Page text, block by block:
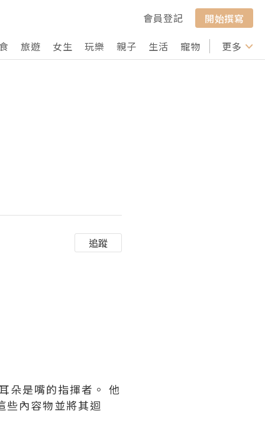
會員登記
開始撰寫
旅遊 女生 玩樂 親子 生活 寵物 行山 打卡
更多
追蹤
朵是嘴的指揮者。 他
些內容物並將其迴